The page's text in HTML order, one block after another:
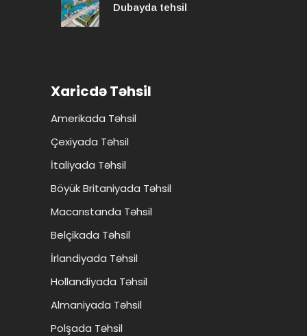
Dubayda tehsil
Xaricdə Təhsil
Amerikada Təhsil
Çexiyada Təhsil
İtaliyada Təhsil
Böyük Britaniyada Təhsil
Macarıstanda Təhsil
Belçikada Təhsil
İrlandiyada Təhsil
Hollandiyada Təhsil
Almaniyada Təhsil
Polşada Təhsil